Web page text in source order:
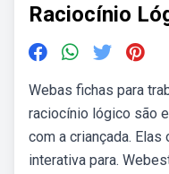
Raciocínio
Webas fichas para
raciocínio lógico são
com a criançada.
interativa para.